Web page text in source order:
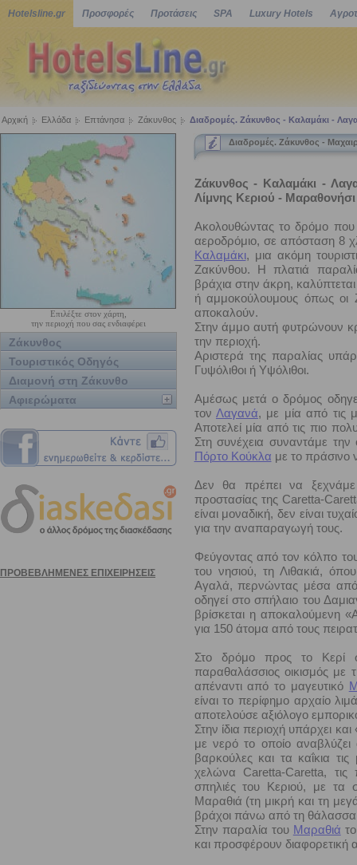
Hotelsline.gr Προσφορές Προτάσεις SPA Luxury Hotels
Αρχική Ελλάδα Επτάνησα Ζάκυνθος Διαδρομές. Ζάκυνθος - Καλαμάκι -
Επιλέξτε στον χάρτη,
την περιοχή που σας ενδιαφέρει
Ζάκυνθος
Τουριστικός Οδηγός
Διαμονή στη Ζάκυνθο
Αφιερώματα
Διαδρομές. Ζάκυνθος -
Ζάκυνθος - Καλαμάκι -
Λίμνης Κεριού -
Ακολουθώντας το δρόμο που
αεροδρόμιο, σε απόσταση 8
Καλαμάκι, μια ακόμη
Ζακύνθου. Η πλατιά
βράχια στην άκρη,
ή αμμοκούλουμους όπως οι
αποκαλούν.
Στην άμμο αυτή φυτρώνουν
την περιοχή.
Αριστερά της παραλίας
Γυψόλιθοι ή Υψόλιθοι.
Αμέσως μετά ο δρόμος
τον Λαγανά, με μία από τις
Αποτελεί μία από τις πιο
Στη συνέχεια συναντάμε
Πόρτο Κούκλα με το πράσινο
Δεν θα πρέπει να
προστασίας της Caretta-
είναι μοναδική, δεν είναι
για την αναπαραγωγή τους.
Φεύγοντας από τον κόλπο
του νησιού, τη Λιθακιά,
Αγαλά, περνώντας μέσα από
οδηγεί στο σπήλαιο του
βρίσκεται η αποκαλούμενη
για 150 άτομα από τους
Στο δρόμο προς το Κερί
παραθαλάσσιος οικισμός με
απέναντι από το μαγευτικό
είναι το περίφημο αρχαίο
αποτελούσε αξιόλογο
Στην ίδια περιοχή υπάρχει
με νερό το οποίο
βαρκούλες και τα καΐκια
χελώνα Caretta-Caretta, τις
σπηλιές του Κεριού, με τα
Μαραθιά (τη μικρή και τη
βράχοι πάνω από τη θάλασσα
Στην παραλία του Μαραθιά
και προσφέρουν διαφορετική